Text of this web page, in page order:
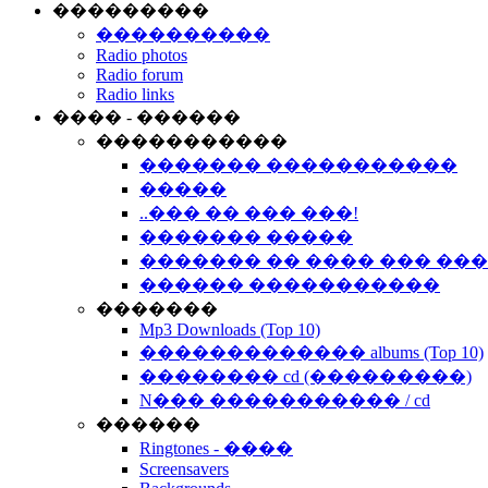
���������
����������
Radio photos
Radio forum
Radio links
���� - ������
�����������
������� �����������
�����
..��� �� ��� ���!
������� �����
������� �� ���� ���
������ �����������
�������
Mp3 Downloads (Top 10)
������������� albums (Top 10)
�������� cd (���������)
N��� ����������� / cd
������
Ringtones - ����
Screensavers